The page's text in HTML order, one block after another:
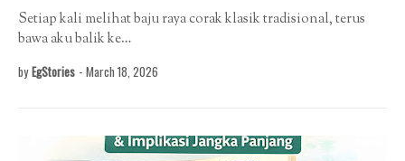
Setiap kali melihat baju raya corak klasik tradisional, terus
bawa aku balik ke…
by EgStories - March 18, 2026